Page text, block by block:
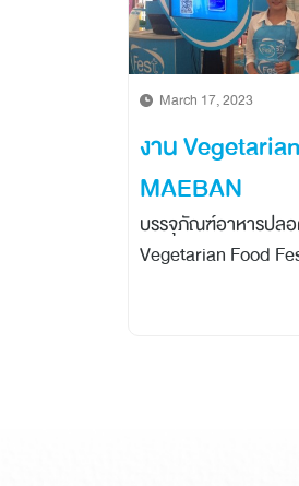
March 17, 2023
งาน
MAEBAN
บรรจุภัณฑ์อาหารปลอดภัย Fest ร่
Vegetarian Food